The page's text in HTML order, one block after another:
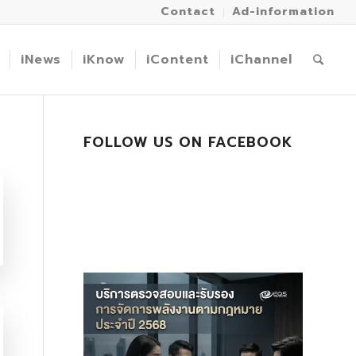
Contact Ad-information
iNews iKnow iContent iChannel
FOLLOW US ON FACEBOOK